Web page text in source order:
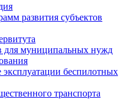
развития субъектов
для муниципальных нужд
беспилотных
транспорта